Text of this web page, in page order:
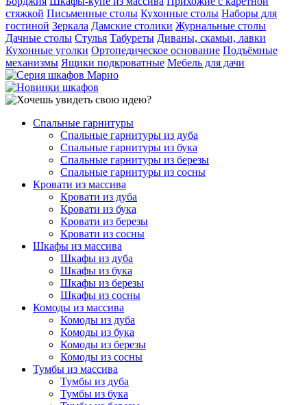
стяжкой Письменные столы Кухонные столы Наборы для
гостиной Зеркала Дамские столики Журнальные столы
Дачные столы Стулья Табуреты Диваны, скамьи, лавки
Кухонные уголки Ортопедическое основание Подъёмные
механизмы Ящики подкроватные Мебель для дачи
Спальные гарнитуры
Спальные гарнитуры из дуба
Спальные гарнитуры из бука
Спальные гарнитуры из березы
Спальные гарнитуры из сосны
Кровати из массива
Кровати из дуба
Кровати из бука
Кровати из березы
Кровати из сосны
Шкафы из массива
Шкафы из дуба
Шкафы из бука
Шкафы из березы
Шкафы из сосны
Комоды из массива
Комоды из дуба
Комоды из бука
Комоды из березы
Комоды из сосны
Тумбы из массива
Тумбы из дуба
Тумбы из бука